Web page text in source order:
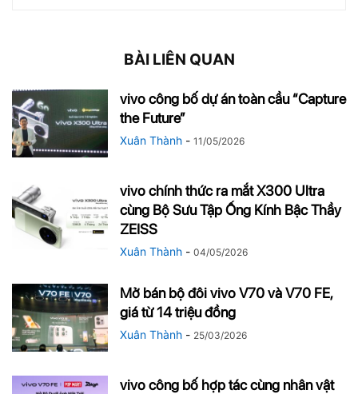
BÀI LIÊN QUAN
vivo công bố dự án toàn cầu “Capture
the Future”
Xuân Thành - 11/05/2026
vivo chính thức ra mắt X300 Ultra
cùng Bộ Sưu Tập Ống Kính Bậc Thầy
ZEISS
Xuân Thành - 04/05/2026
Mở bán bộ đôi vivo V70 và V70 FE,
giá từ 14 triệu đồng
Xuân Thành - 25/03/2026
vivo công bố hợp tác cùng nhân vật